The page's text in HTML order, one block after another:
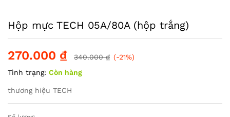
Hộp mực TECH 05A/80A (hộp trắng)
270.000 ₫ 340.000₫ (-21%)
Tình trạng: Còn hàng
thương hiệu TECH